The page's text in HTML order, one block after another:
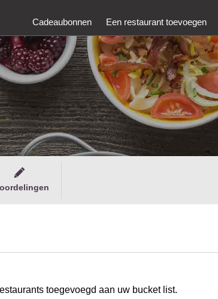
Cadeaubonnen Een restaurant toevoegen
toegevoegd aan uw bucket list.